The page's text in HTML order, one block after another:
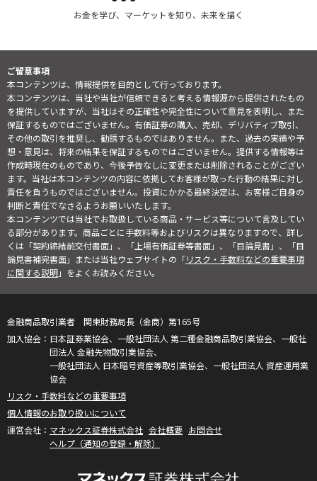
お金を学び、マーケットを知り、未来を描く
ご留意事項
本コンテンツは、情報提供を目的として行っております。
本コンテンツは、当社や当社が信頼できると考える情報源から提供されたもの
を提供していますが、当社はその正確性や完全性について意見を表明し、また
保証するものではございません。有価証券の購入、売却、デリバティブ取引、
その他の取引を推奨し、勧誘するものではありません。また、過去の実績や予
想・意見は、将来の結果を保証するものではございません。提供する情報等は
作成時現在のものであり、今後予告なしに変更または削除されることがござい
ます。当社は本コンテンツの内容に依拠してお客様が取った行動の結果に対し
責任を負うものではございません。投資にかかる最終決定は、お客様ご自身の
判断と責任でなさるようお願いいたします。
本コンテンツでは当社でお取扱している商品・サービス等について言及してい
る部分があります。商品ごとに手数料等およびリスクは異なりますので、詳し
くは「契約締結前交付書面」、「上場有価証券等書面」、「目論見書」、「目
論見書補完書面」または当社ウェブサイトの「リスク・手数料などの重要事項
に関する説明」をよくお読みください。
金融商品取引業者 関東財務局長（金商）第165号
日本証券業協会、一般社団法人 第二種金融商品取引業協会、一般社
団法人 金融先物取引業協会、
一般社団法人 日本暗号資産等取引業協会、一般社団法人 資産運用業
協会
リスク・手数料などの重要事項
個人情報のお取り扱いについて
マネックス証券株式会社 会社概要 お問合せ
ヘルプ（通知の登録・解除）